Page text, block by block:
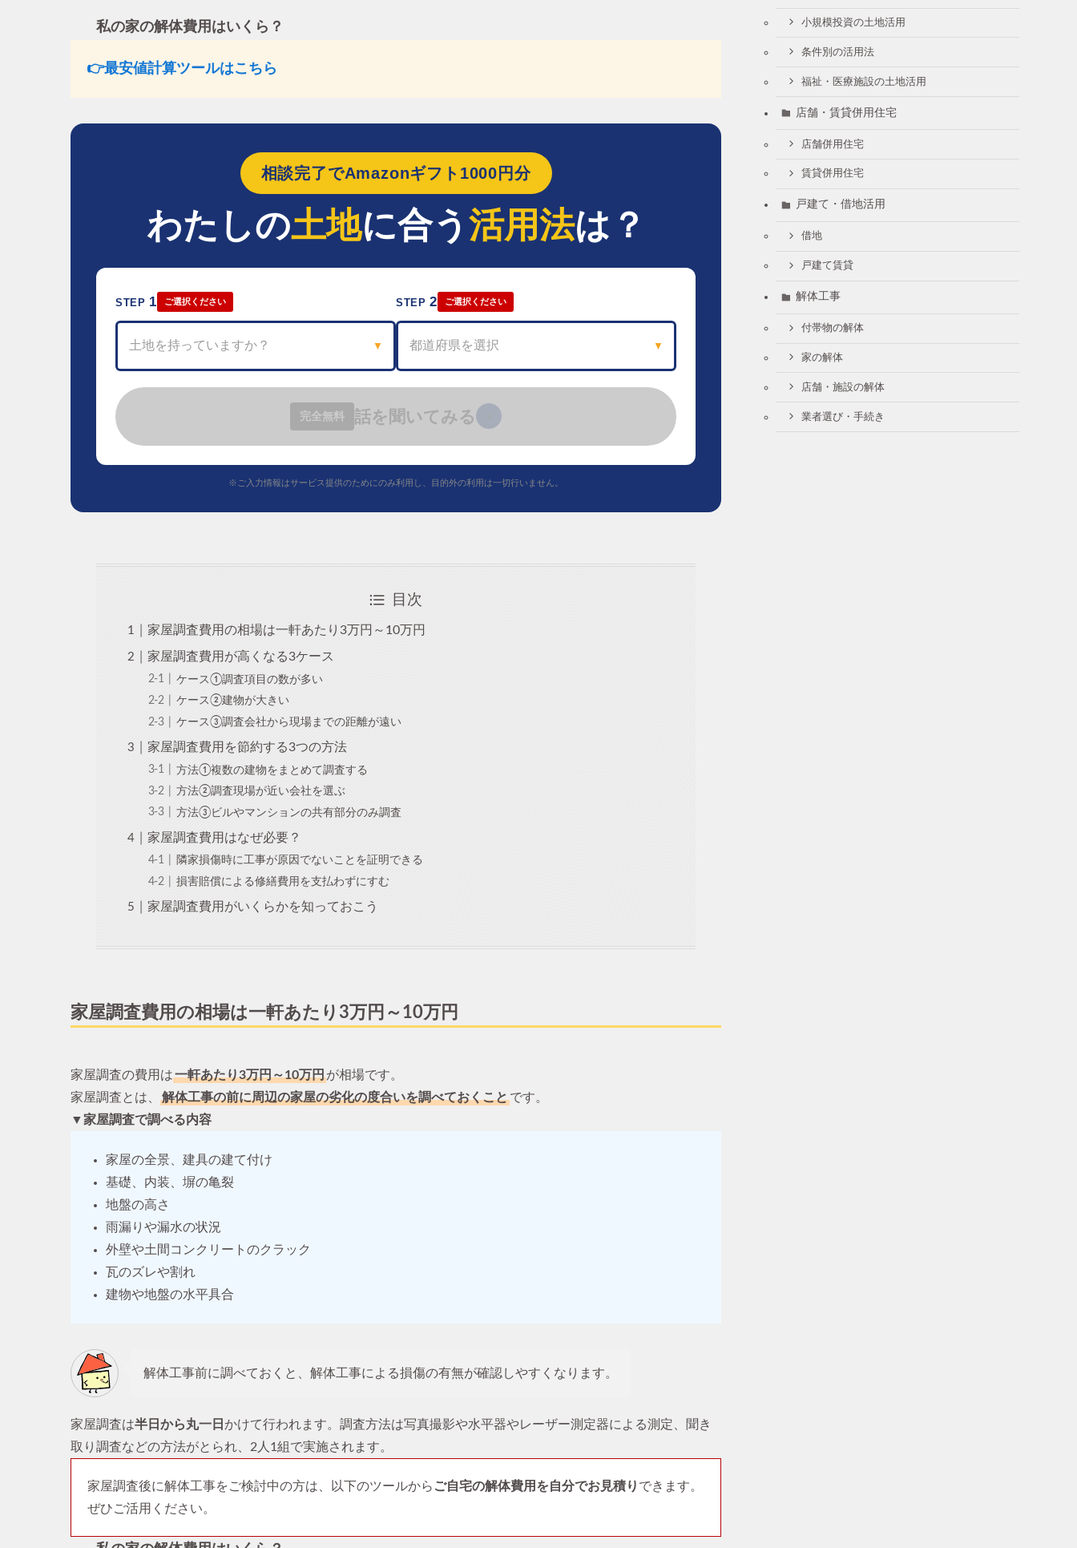
私の家の解体費用はいくら？
👉最安値計算ツールはこちら
相談完了でAmazonギフト1000円分
わたしの土地に合う 活用法は？
STEP 1 ご選択ください
土地を持っていますか？ ▼
STEP2 ご選択ください
都道府県を選択 ▼
完全無料 話を聞いてみる
※ご入力情報はサービス提供のためにのみ利用し、目的外の利用は一切行いません。
目次
家屋調査費用の相場は一軒あたり3万円～10万円
家屋調査費用が高くなる3ケース
ケース①調査項目の数が多い
ケース②建物が大きい
ケース③調査会社から現場までの距離が遠い
家屋調査費用を節約する3つの方法
方法①複数の建物をまとめて調査する
方法②調査現場が近い会社を選ぶ
方法③ビルやマンションの共有部分のみ調査
家屋調査費用はなぜ必要？
隣家損傷時に工事が原因でないことを証明できる
損害賠償による修繕費用を支払わずにすむ
家屋調査費用がいくらかを知っておこう
家屋調査費用の相場は一軒あたり3万円～10万円
家屋調査の費用は一軒あたり3万円～10万円が相場です。
家屋調査とは、
解体工事の前に周辺の家屋の劣化の度合いを調べておくことです。
▼家屋調査で調べる内容
家屋の全景、建具の建て付け
基礎、内装、塀の亀裂
地盤の高さ
雨漏りや漏水の状況
外壁や土間コンクリートのクラック
瓦のズレや割れ
建物や地盤の水平具合
解体工事前に調べておくと、解体工事による損傷の有無が確認しやすくなります。
家屋調査は半日から丸一日 かけて行われます。調査方法は写真撮影や水平器やレーザー測定器による測定、聞き
取り調査などの方法がとられ、2人1組で実施されます。
家屋調査後に解体工事をご検討中の方は、以下のツールから ご自宅の解体費用を自分でお見積り できます。
ぜひご活用ください。
小規模投資の土地活用
条件別の活用法
福祉・医療施設の土地活用
店舗・賃貸併用住宅
店舗併用住宅
賃貸併用住宅
戸建て・借地活用
借地
戸建て賃貸
解体工事
付帯物の解体
家の解体
店舗・施設の解体
業者選び・手続き